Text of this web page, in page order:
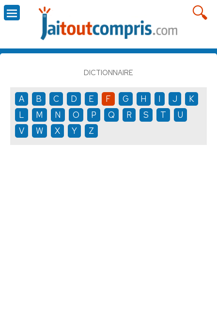
DICTIONNAIRE
A B C D E F G H I J
K
L
M N O P Q R S T
U
V
W X Y Z